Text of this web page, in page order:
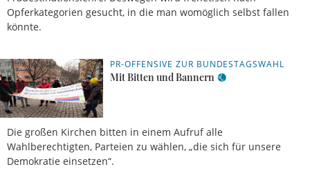
Opferkategorien gesucht, in die man womöglich selbst fallen
könnte.
PR-OFFENSIVE ZUR BUNDESTAGSWAHL
Mit Bitten und Bannern
Die großen Kirchen bitten in einem Aufruf alle
Wahlberechtigten, Parteien zu wählen, „die sich für unsere
Demokratie einsetzen“.
11.02.2025, 13
Uhr
Meldung